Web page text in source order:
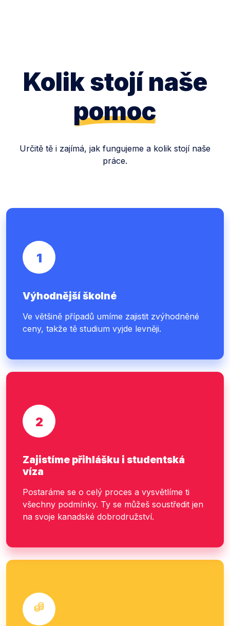
Kolik stojí naše
pomoc
Určitě tě i zajímá, jak fungujeme a kolik stojí naše
práce.
1
Výhodnější školné
Ve většině případů umíme zajistit zvýhodněné
ceny, takže tě studium vyjde levněji.
2
Zajistíme přihlášku i studentská
víza
Postaráme se o celý proces a vysvětlíme ti
všechny podmínky. Ty se můžeš soustředit jen
na svoje kanadské dobrodružství.